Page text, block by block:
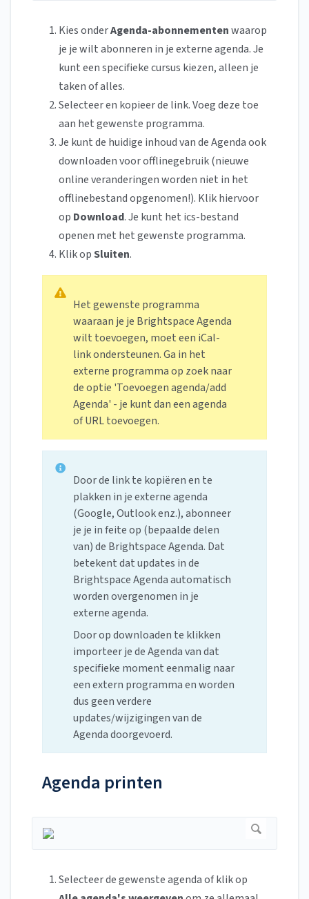
Kies onderAgenda-abonnementenwaarop
je je wilt abonneren in je externe agenda. Je
kunt een specifieke cursus kiezen, alleen je
taken of alles.
Selecteer en kopieer de link. Voeg deze toe
aan het gewenste programma.
Je kunt de huidige inhoud van de Agenda ook
downloaden voor offlinegebruik (nieuwe
online veranderingen worden niet in het
offlinebestand opgenomen!). Klik hiervoor
op Download. Je kunt het ics-bestand
openen met het gewenste programma.
Klik opSluiten.
Het gewenste programma
waaraan je je Brightspace Agenda
wilt toevoegen, moet een iCal-
link ondersteunen. Ga in het
externe programma op zoek naar
de optie 'Toevoegen agenda/add
Agenda' - je kunt dan een agenda
of URL toevoegen.
Door de link te kopiëren en te
plakken in je externe agenda
(Google, Outlook enz.), abonneer
je je in feite op (bepaalde delen
van) de Brightspace Agenda. Dat
betekent dat updates in de
Brightspace Agenda automatisch
worden overgenomen in je
externe agenda.
Door op downloaden te klikken
importeer je de Agenda van dat
specifieke moment eenmalig naar
een extern programma en worden
dus geen verdere
updates/wijzigingen van de
Agenda doorgevoerd.
Agenda printen
Selecteer de gewenste agenda of klik op